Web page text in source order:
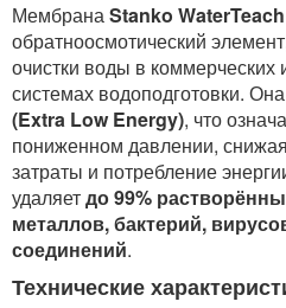
МембранаStanko
обратноосмотический
очистки воды в
системах водоподготовки.
(Extra Low Energy), что
пониженном давлении,
затраты и потребление
удаляетдо 99%
металлов, бактерий,
соединений.
Технические